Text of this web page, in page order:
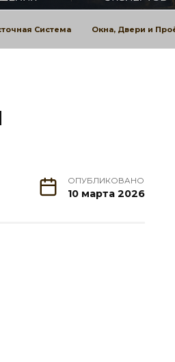
Система Окна, Двери и
ОПУБЛИКОВАНО
10 марта 2026